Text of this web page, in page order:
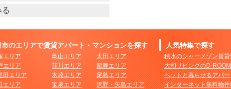
る
市のエリアで賃貸アパート・マンションを探す
エリア
エリア
田エリア
エリア
鳥山エリア
韮川エリア
木崎エリア
宝泉エリア
太田エリア
龍舞エリア
尾島エリア
沢野・矢島エリア
人気特集で探す
積水のシャーメゾン賃
大和リビングのD-
ペットと暮らせるアパ
インターネット無料物